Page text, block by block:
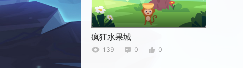
疯狂水果城
139 0 0